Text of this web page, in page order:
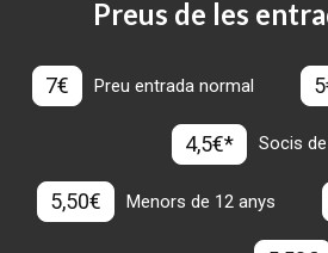
Preus de les
7€ Preu entrada normal
4,5€* Socis
5,50€ Menors de 12 anys